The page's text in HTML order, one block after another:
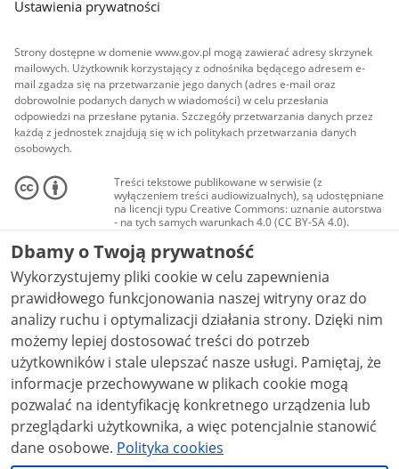
Ustawienia prywatności
Strony dostępne w domenie www.gov.pl mogą zawierać adresy skrzynek
mailowych. Użytkownik korzystający z odnośnika będącego adresem e-
mail zgadza się na przetwarzanie jego danych (adres e-mail oraz
dobrowolnie podanych danych w wiadomości) w celu przesłania
odpowiedzi na przesłane pytania. Szczegóły przetwarzania danych przez
każdą z jednostek znajdują się w ich politykach przetwarzania danych
osobowych.
Treści tekstowe publikowane w serwisie (z
wyłączeniem treści audiowizualnych), są udostępniane
na licencji typu Creative Commons: uznanie autorstwa
- na tych samych warunkach 4.0 (CC BY-SA 4.0).
Materiały audiowizualne, w tym zdjęcia, materiały
audio i wideo, są udostępniane na licencji typu
Creative Commons: uznanie autorstwa użycie
niekomercyjne - bez utworów zależnych 4.0 (CC BY-
NC-ND 4.0), o ile nie jest to stwierdzone inaczej.
Dbamy o Twoją prywatność
Wykorzystujemy pliki cookie w celu zapewnienia
prawidłowego funkcjonowania naszej witryny oraz do
analizy ruchu i optymalizacji działania strony. Dzięki nim
możemy lepiej dostosować treści do potrzeb
użytkowników i stale ulepszać nasze usługi. Pamiętaj, że
informacje przechowywane w plikach cookie mogą
pozwalać na identyfikację konkretnego urządzenia lub
przeglądarki użytkownika, a więc potencjalnie stanowić
dane osobowe. Polityka cookies